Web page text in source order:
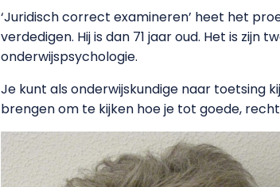
‘Juridisch correct examineren’ heet het
verdedigen. Hij is dan 71 jaar oud. Het is
onderwijspsychologie.
Je kunt als onderwijskundige naar toetsing
brengen om te kijken hoe je tot goede,